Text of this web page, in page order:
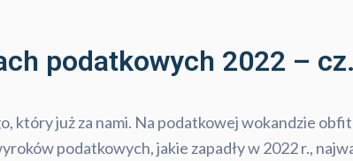
podatkowych 2022 –
który już za nami. Na podatkowej wokandzie
podatkowych, jakie zapadły w 2022 r.,